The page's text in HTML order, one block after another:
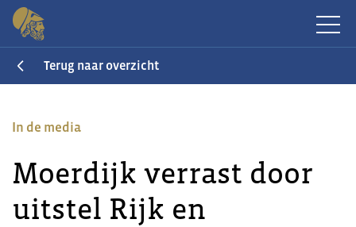
Terug naar overzicht
In de media
Moerdijk verrast door
uitstel Rijk en